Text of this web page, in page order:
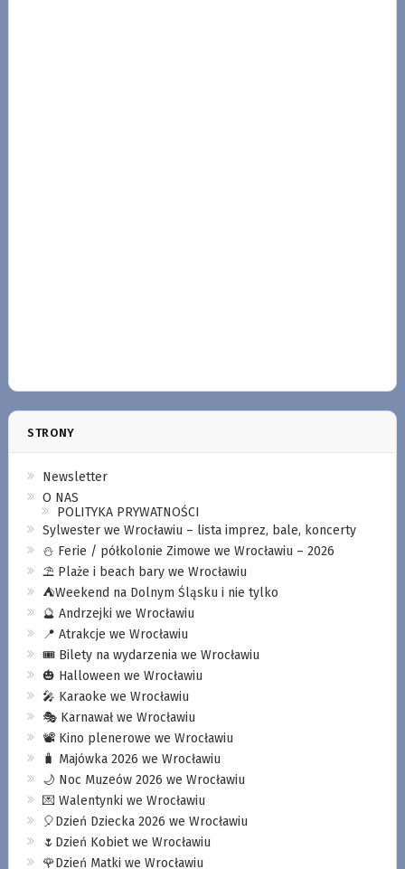
STRONY
Newsletter
O NAS
POLITYKA PRYWATNOŚCI
Sylwester we Wrocławiu – lista imprez, bale, koncerty
⛄️ Ferie / półkolonie Zimowe we Wrocławiu – 2026
⛱️ Plaże i beach bary we Wrocławiu
⛺️Weekend na Dolnym Śląsku i nie tylko
🔮 Andrzejki we Wrocławiu
📍 Atrakcje we Wrocławiu
🎟️ Bilety na wydarzenia we Wrocławiu
🎃 Halloween we Wrocławiu
🎤 Karaoke we Wrocławiu
🎭 Karnawał we Wrocławiu
📽️ Kino plenerowe we Wrocławiu
🧳 Majówka 2026 we Wrocławiu
🌙 Noc Muzeów 2026 we Wrocławiu
💌 Walentynki we Wrocławiu
🎈Dzień Dziecka 2026 we Wrocławiu
🌷Dzień Kobiet we Wrocławiu
🌹Dzień Matki we Wrocławiu